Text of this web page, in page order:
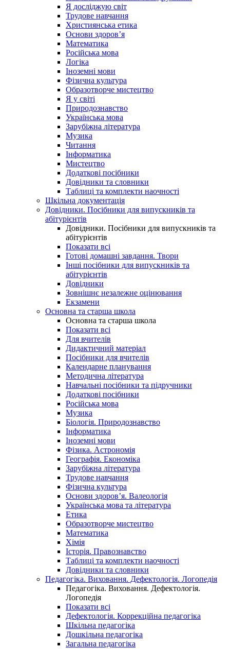
Я досліджую світ
Трудове навчання
Християнська етика
Основи здоров’я
Математика
Російська мова
Логіка
Іноземні мови
Фізична культура
Образотворче мистецтво
Я у світі
Природознавство
Українська мова
Зарубіжна література
Музика
Читання
Інформатика
Мистецтво
Додаткові посібники
Довідники та словники
Таблиці та комплекти наочності
Шкільна документація
Довідники. Посібники для випускників та
абітурієнтів
Довідники. Посібники для випускників та
абітурієнтів
Показати всі
Готові домашні завдання. Твори
Інші посібники для випускників та
абітурієнтів
Довідники
Зовнішнє незалежне оцінювання
Екзамени
Основна та старша школа
Основна та старша школа
Показати всі
Для вчителів
Дидактичний матеріал
Посібники для вчителів
Календарне планування
Методична література
Навчальні посібники та підручники
Додаткові посібники
Російська мова
Музика
Біологія. Природознавство
Інформатика
Іноземні мови
Фізика. Астрономія
Географія. Економіка
Зарубіжна література
Трудове навчання
Фізична культура
Основи здоров’я. Валеологія
Українська мова та література
Етика
Образотворче мистецтво
Математика
Хімія
Історія. Правознавство
Таблиці та комплекти наочності
Довідники та словники
Педагогіка. Виховання. Дефектологія. Логопедія
Педагогіка. Виховання. Дефектологія.
Логопедія
Показати всі
Дефектологія. Коррекційна педагогіка
Шкільна педагогіка
Дошкільна педагогіка
Загальна педагогіка